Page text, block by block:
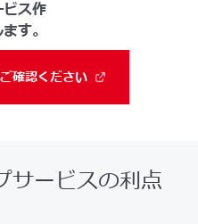
ス作
す。
確認ください
サービスの利点